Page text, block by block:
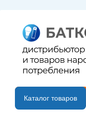
B2B портал
Каталог товаров